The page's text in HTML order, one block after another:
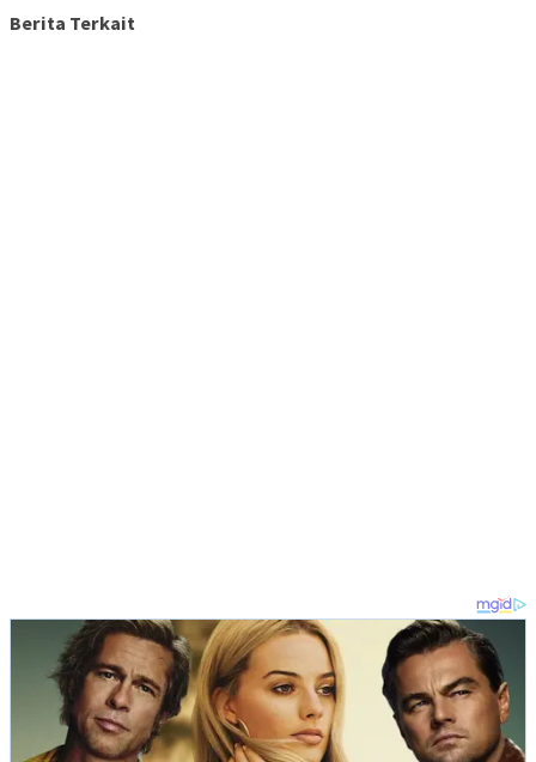
Berita Terkait